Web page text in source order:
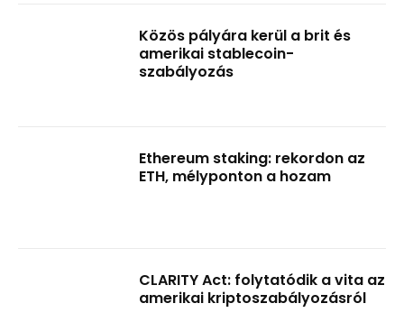
Közös pályára kerül a brit és
amerikai stablecoin-
szabályozás
Ethereum staking: rekordon az
ETH, mélyponton a hozam
CLARITY Act: folytatódik a vita az
amerikai kriptoszabályozásról